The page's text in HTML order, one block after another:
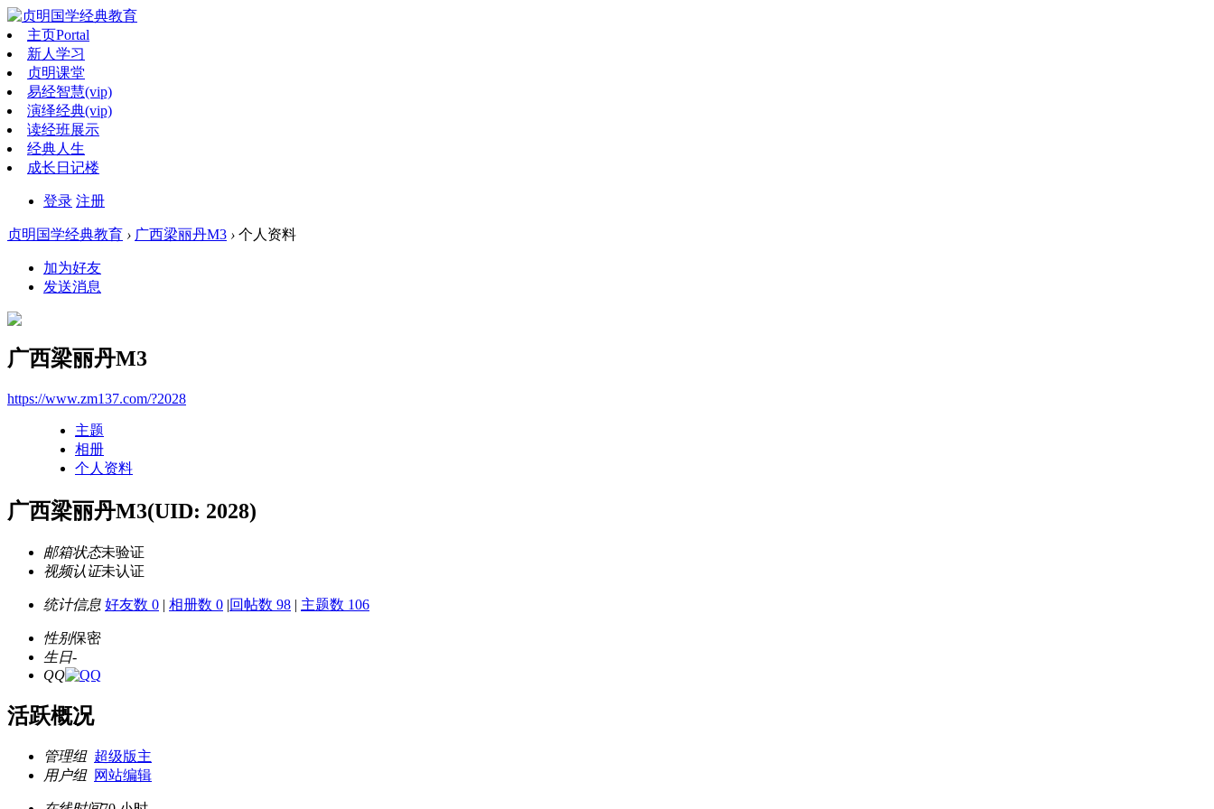
主页Portal
新人学习
贞明课堂
易经智慧(vip)
演绎经典(vip)
读经班展示
经典人生
成长日记楼
登录 注册
贞明国学经典教育 › 广西梁丽丹M3 › 个人资料
加为好友
发送消息
广西梁丽丹M3
https://www.zm137.com/?2028
主题
相册
个人资料
广西梁丽丹M3(UID: 2028)
邮箱状态未验证
视频认证未认证
统计信息 好友数 0 | 相册数 0 |回帖数 98 | 主题数 106
性别保密
生日-
QQ
活跃概况
管理组 超级版主
用户组 网站编辑